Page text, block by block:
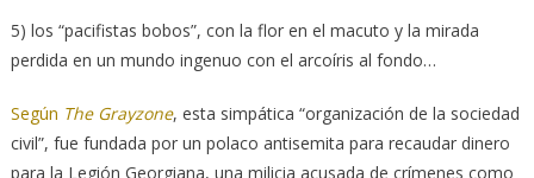
5) los “pacifistas bobos”, con la flor en el macuto y la mirada
perdida en un mundo ingenuo con el arcoíris al fondo…
Según The Grayzone, esta simpática “organización de la sociedad
civil”, fue fundada por un polaco antisemita para recaudar dinero
para la Legión Georgiana, una milicia acusada de crímenes como